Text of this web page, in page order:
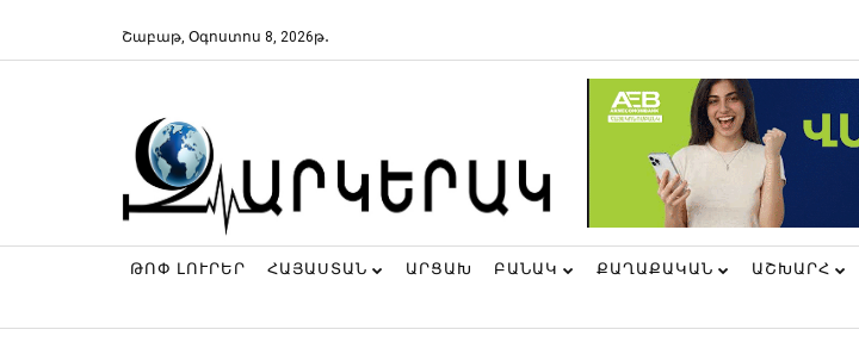
Շաբաթ, Օգոստոս 8, 2026թ․
ԹՈՓ ԼՈՒՐԵՐ ՀԱՅԱՍՏԱՆ ԱՐՑԱԽ ԲԱՆԱԿ ՔԱՂԱՔԱԿԱՆ ԱՇԽԱՐՀ